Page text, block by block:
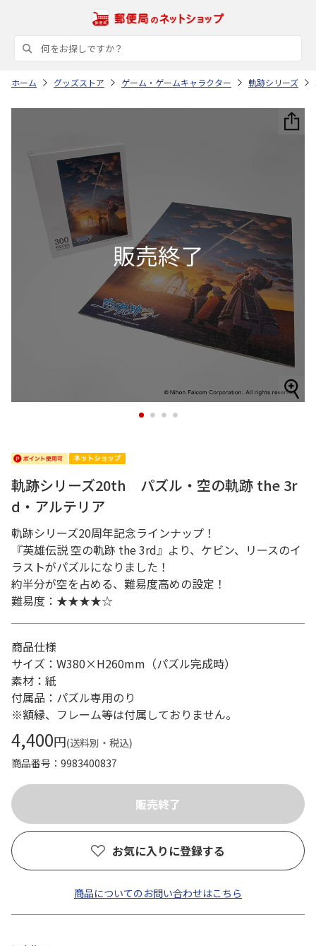
ホーム グッズストア ゲーム・ゲームキャラクター 軌跡シリーズ
1 2 3 4
軌跡シリーズ20th パズル・空の軌跡 the 3r
d・アルテリア
軌跡シリーズ20周年記念ラインナップ！
『英雄伝説 空の軌跡 the 3rd』より、ケビン、リースのイ
ラストがパズルになりました！
約半分が空を占める、難易度高めの設定！
難易度：★★★★☆
商品仕様
サイズ：W380×H260mm（パズル完成時）
素材：紙
付属品：パズル専用のり
※額縁、フレーム等は付属しておりません。
4,400円(送料別・税込)
商品番号
9983400837
お気に入りに登録する
商品についてのお問い合わせはこちら